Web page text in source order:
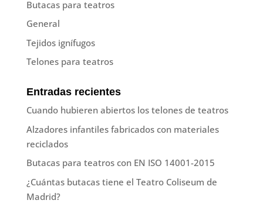
Butacas para teatros
General
Tejidos ignífugos
Telones para teatros
Entradas recientes
Cuando hubieren abiertos los telones de teatros
Alzadores infantiles fabricados con materiales
reciclados
Butacas para teatros con EN ISO 14001-2015
¿Cuántas butacas tiene el Teatro Coliseum de
Madrid?